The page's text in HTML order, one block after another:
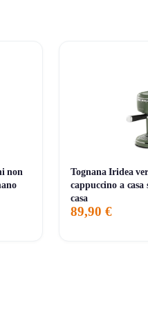
anche a chi cerca un
non
Tognana Iridea
cappuccino a
casa
89,90 €